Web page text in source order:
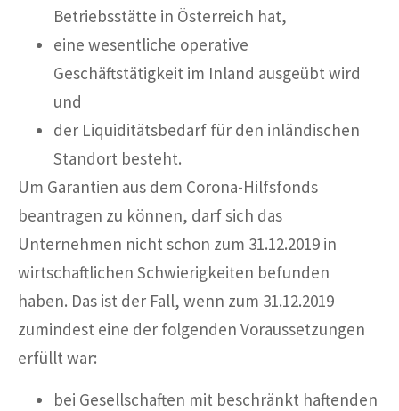
Betriebsstätte in Österreich hat,
eine wesentliche operative
Geschäftstätigkeit im Inland ausgeübt wird
und
der Liquiditätsbedarf für den inländischen
Standort besteht.
Um Garantien aus dem Corona-Hilfsfonds
beantragen zu können, darf sich das
Unternehmen nicht schon zum 31.12.2019 in
wirtschaftlichen Schwierigkeiten befunden
haben. Das ist der Fall, wenn zum 31.12.2019
zumindest eine der folgenden Voraussetzungen
erfüllt war:
bei Gesellschaften mit beschränkt haftenden